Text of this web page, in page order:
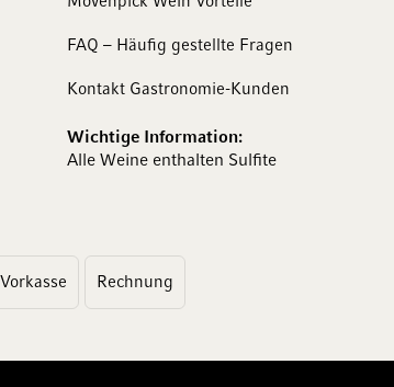
FAQ – Häufig gestellte Fragen
Kontakt Gastronomie-Kunden
Wichtige Information:
Alle Weine enthalten Sulfite
Vorkasse Rechnung